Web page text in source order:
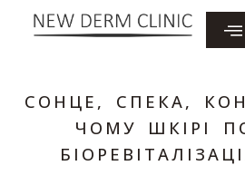
СОНЦЕ, СПЕКА,
ЧОМУ ШКІРІ